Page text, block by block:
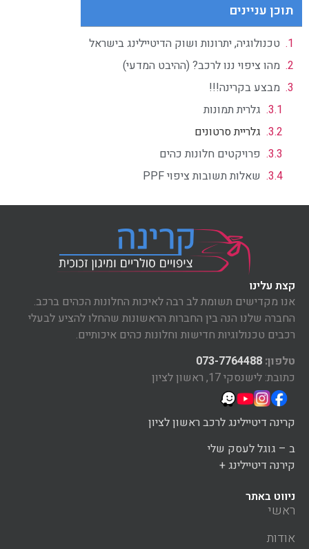
תוכן עניינים
טכנולוגיה, יתרונות ושוק הדיטיילינג בישראל
מהו ציפוי ננו לרכב? (ההיבט המדעי)
מבצע בקרינה!!!
גלרית תמונות
גלריית סרטונים
פרויקטים חלונות כהים
שאלות תשובות ציפוי PPF
קצת עלינו
אנו מקדישים תשומת לב רבה לאיכות החלונות הכהים ברכב.
החברה שלנו הנה בין החברות הראשונות שהחלו להציע לבעלי
רכבים טכנולוגיות חדישות וחלונות כהים איכותיים.
טלפון: 073-7764488
כתובת: לישנסקי 17, ראשון לציון
קרינה דיטיילינג לרכב ראשון לציון
ב – גוגל לעסק שלי
קירנה דיטיילינג +
ניווט באתר
ראשי
אודות